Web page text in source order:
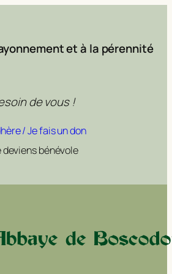
et à la pérennité
de vous !
/ Je fais un don
deviens bénévole